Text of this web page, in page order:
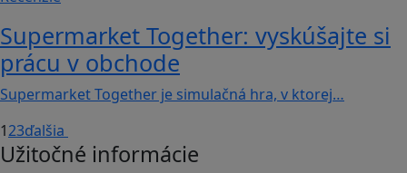
Supermarket Together: vyskúšajte si
prácu v obchode
Supermarket Together je simulačná hra, v ktorej…
123ďalšia
Užitočné informácie